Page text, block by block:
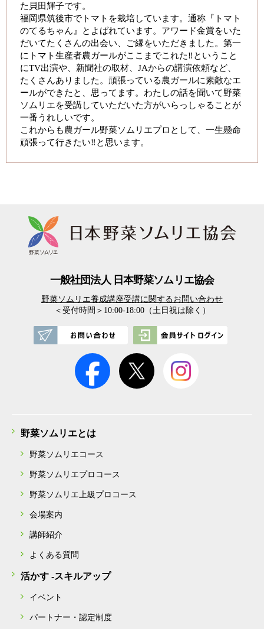
た貝田輝子です。
福岡県筑後市でトマトを栽培しています。通称『トマト
のてるちゃん』とよばれています。アワード金賞をいた
だいてたくさんの出会い、ご縁をいただきました。第一
にトマト生産者農ガールがここまでこれた‼️ということ
にTV出演や、新聞社の取材、JAからの講演依頼など、
たくさんありました。頑張っている農ガールに素敵なエ
ールができたと、思ってます。わたしの話を聞いて野菜
ソムリエを受講していただいた方がいらっしゃることが
一番うれしいです。
これからも農ガール野菜ソムリエプロとして、一生懸命
頑張って行きたい‼️と思います。
一般社団法人 日本野菜ソムリエ協会
野菜ソムリエ養成講座受講に関するお問い合わせ
＜受付時間＞10:00-18:00（土日祝は除く）
野菜ソムリエとは
野菜ソムリエコース
野菜ソムリエプロコース
野菜ソムリエ上級プロコース
会場案内
講師紹介
よくある質問
活かす -スキルアップ
イベント
パートナー・認定制度